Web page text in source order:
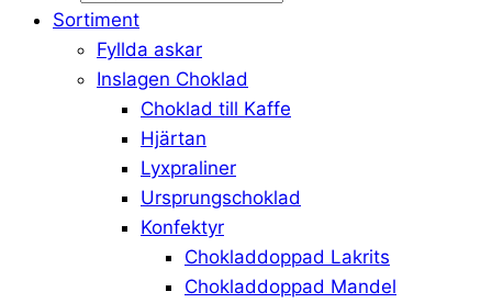
search
Sortiment
Fyllda askar
Inslagen Choklad
Choklad till Kaffe
Hjärtan
Lyxpraliner
Ursprungschoklad
Konfektyr
Chokladdoppad Lakrits
Chokladdoppad Mandel